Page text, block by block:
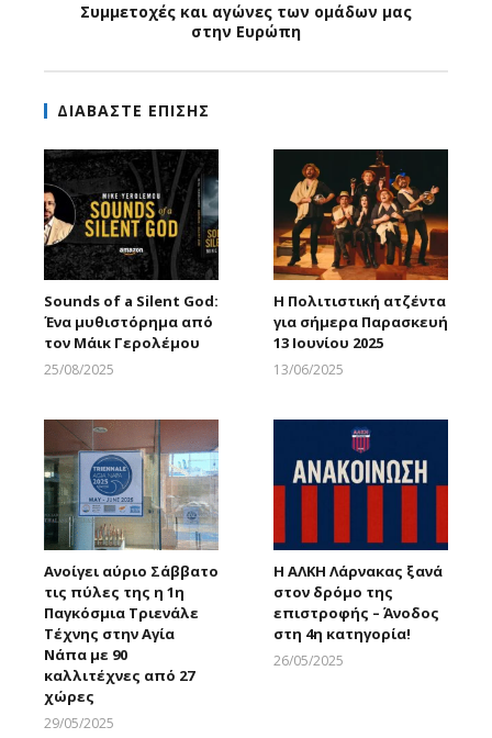
Συμμετοχές και αγώνες των ομάδων μας
στην Ευρώπη
ΔΙΑΒΑΣΤΕ ΕΠΙΣΗΣ
Sounds of a Silent God:
Ένα μυθιστόρημα από
τον Μάικ Γερολέμου
25/08/2025
H Πολιτιστική ατζέντα
για σήμερα Παρασκευή
13 Ιουνίου 2025
13/06/2025
Ανοίγει αύριο Σάββατο
τις πύλες της η 1η
Παγκόσμια Τριενάλε
Τέχνης στην Αγία
Νάπα με 90
καλλιτέχνες από 27
χώρες
29/05/2025
Η ΑΛΚΗ Λάρνακας ξανά
στον δρόμο της
επιστροφής – Άνοδος
στη 4η κατηγορία!
26/05/2025